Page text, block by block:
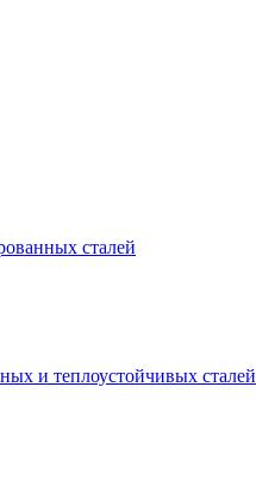
сталей
и теплоустойчивых сталей